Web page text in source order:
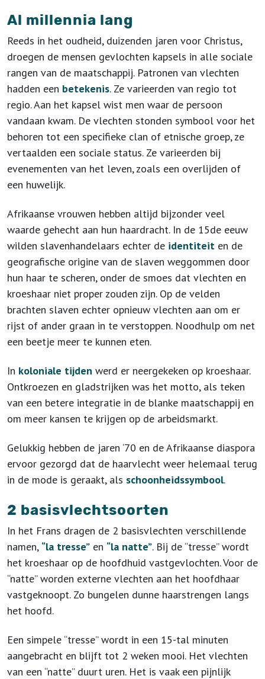
Al millennia lang
Reeds in het oudheid, duizenden jaren voor Christus,
droegen de mensen gevlochten kapsels in alle sociale
rangen van de maatschappij. Patronen van vlechten
hadden een betekenis. Ze varieerden van regio tot
regio. Aan het kapsel wist men waar de persoon
vandaan kwam. De vlechten stonden symbool voor het
behoren tot een specifieke clan of etnische groep, ze
vertaalden een sociale status. Ze varieerden bij
evenementen van het leven, zoals een overlijden of
een huwelijk.
Afrikaanse vrouwen hebben altijd bijzonder veel
waarde gehecht aan hun haardracht. In de 15de eeuw
wilden slavenhandelaars echter de identiteit en de
geografische origine van de slaven weggommen door
hun haar te scheren, onder de smoes dat vlechten en
kroeshaar niet proper zouden zijn. Op de velden
brachten slaven echter opnieuw vlechten aan om er
rijst of ander graan in te verstoppen. Noodhulp om net
een beetje meer te kunnen eten.
In koloniale tijden werd er neergekeken op kroeshaar.
Ontkroezen en gladstrijken was het motto, als teken
van een betere integratie in de blanke maatschappij en
om meer kansen te krijgen op de arbeidsmarkt.
Gelukkig hebben de jaren ‘70 en de Afrikaanse diaspora
ervoor gezorgd dat de haarvlecht weer helemaal terug
in de mode is geraakt, als schoonheidssymbool.
2 basisvlechtsoorten
In het Frans dragen de 2 basisvlechten verschillende
namen, “la tresse” en “la natte”. Bij de “tresse” wordt
het kroeshaar op de hoofdhuid vastgevlochten. Voor de
“natte” worden externe vlechten aan het hoofdhaar
vastgeknoopt. Zo bungelen dunne haarstrengen langs
het hoofd.
Een simpele “tresse” wordt in een 15-tal minuten
aangebracht en blijft tot 2 weken mooi. Het vlechten
van een “natte” duurt uren. Het is vaak een pijnlijk